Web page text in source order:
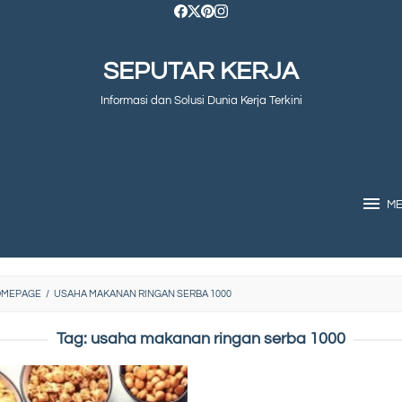
SEPUTAR KERJA
Informasi dan Solusi Dunia Kerja Terkini
/ USAHA MAKANAN RINGAN SERBA 1000
Tag: usaha makanan ringan serba 1000